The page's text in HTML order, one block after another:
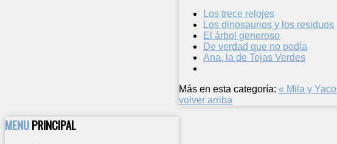
Los trece relojes
Los dinosaurios y los residuos
El árbol generoso
De verdad que no podía
Ana, la de Tejas Verdes
Más en esta categoría: « Mila y Yaco
volver arriba
MENUPRINCIPAL